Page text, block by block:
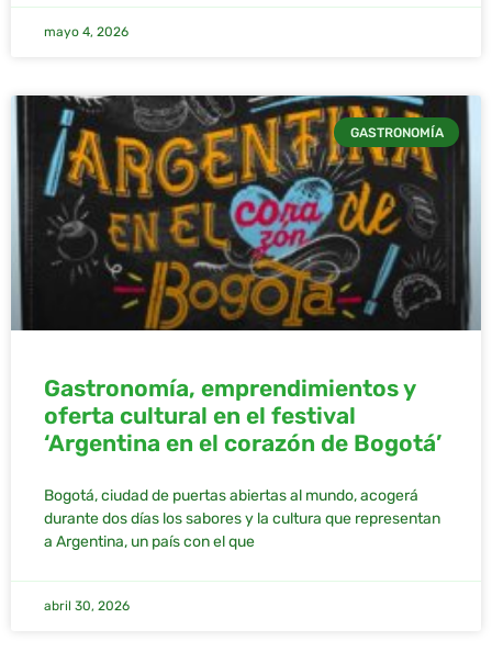
mayo 4, 2026
GASTRONOMÍA
Gastronomía, emprendimientos y
oferta cultural en el festival
‘Argentina en el corazón de Bogotá’
Bogotá, ciudad de puertas abiertas al mundo, acogerá
durante dos días los sabores y la cultura que representan
a Argentina, un país con el que
abril 30, 2026